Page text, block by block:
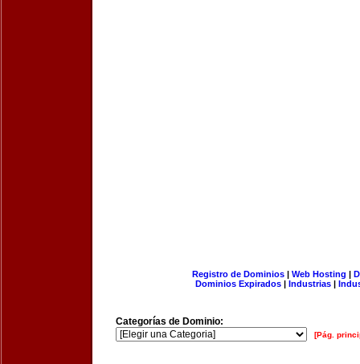
Registro de Dominios| Web Hosting |
Dominios Expirados | Industrias |
Categorías de Dominio:
[Pág.